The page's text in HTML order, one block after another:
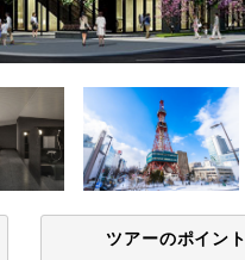
ツアーのポイント